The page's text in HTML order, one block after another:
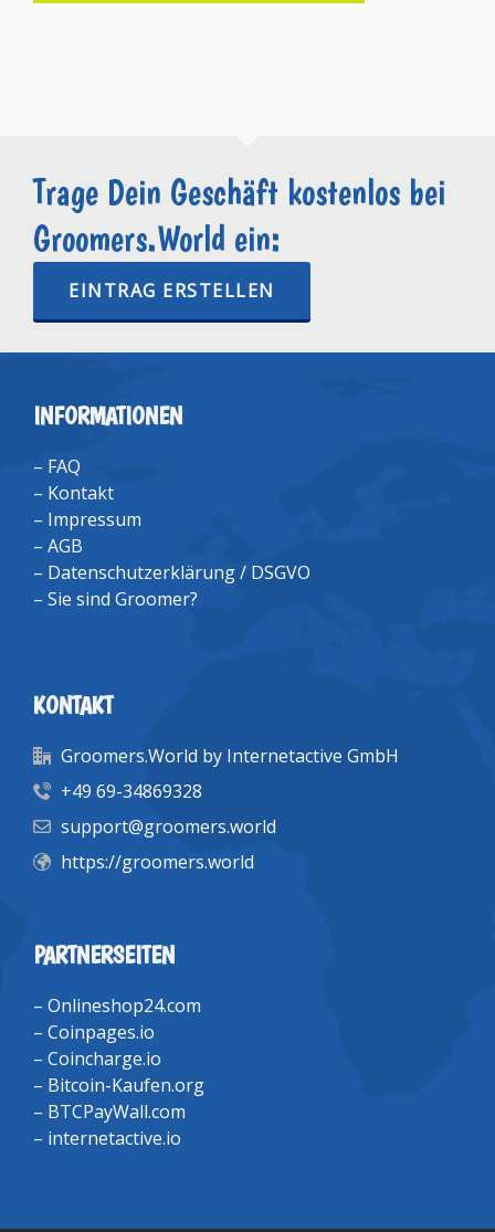
Trage Dein Geschäft kostenlos bei
Groomers.World ein:
EINTRAG ERSTELLEN
INFORMATIONEN
– FAQ
– Kontakt
– Impressum
– AGB
– Datenschutzerklärung / DSGVO
– Sie sind Groomer?
KONTAKT
Groomers.World by Internetactive GmbH
+49 69-34869328
support@groomers.world
https://groomers.world
PARTNERSEITEN
– Onlineshop24.com
– Coinpages.io
– Coincharge.io
– Bitcoin-Kaufen.org
– BTCPayWall.com
– internetactive.io